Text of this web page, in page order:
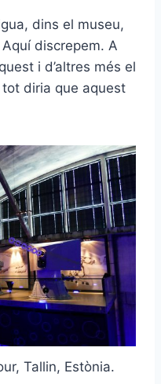
dins el museu,
discrepem. A
i d’altres més el
diria que aquest
Tallin, Estònia.